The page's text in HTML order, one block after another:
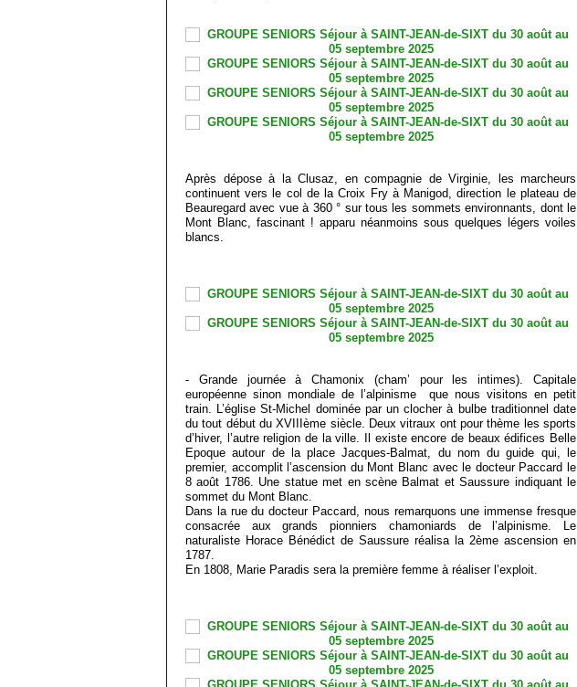
Après dépose à la Clusaz, en compagnie de Virginie, les marcheurs
continuent vers le col de la Croix Fry à Manigod, direction le plateau de
Beauregard avec vue à 360 ° sur tous les sommets environnants, dont le
Mont Blanc, fascinant ! apparu néanmoins sous quelques légers voiles
blancs.
- Grande journée à Chamonix (cham’ pour les intimes). Capitale
européenne sinon mondiale de l’alpinisme que nous visitons en petit
train. L’église St-Michel dominée par un clocher à bulbe traditionnel date
du tout début du XVIIIème siècle. Deux vitraux ont pour thème les sports
d’hiver, l’autre religion de la ville. Il existe encore de beaux édifices Belle
Epoque autour de la place Jacques-Balmat, du nom du guide qui, le
premier, accomplit l’ascension du Mont Blanc avec le docteur Paccard le
8 août 1786. Une statue met en scène Balmat et Saussure indiquant le
sommet du Mont Blanc.
Dans la rue du docteur Paccard, nous remarquons une immense fresque
consacrée aux grands pionniers chamoniards de l’alpinisme. Le
naturaliste Horace Bénédict de Saussure réalisa la 2ème ascension en
1787.
En 1808, Marie Paradis sera la première femme à réaliser l’exploit.